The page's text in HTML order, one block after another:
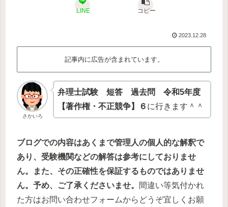
LINE コピー
2023.12.28
記事内に広告が含まれています。
さかいろ
弁理士試験 短答 過去問 令和5年度
【著作権・不正競争】６ に行きます＾＾
ブログでの内容はあくまで管理人の個人的な解釈で
あり、受験機関などの解答は参考にしておりませ
ん。また、その正確性を保証するものではありませ
ん。予め、ご了承くださいませ。
間違い等気付かれ
た方はお問い合わせフォームからどうぞ宜しくお願